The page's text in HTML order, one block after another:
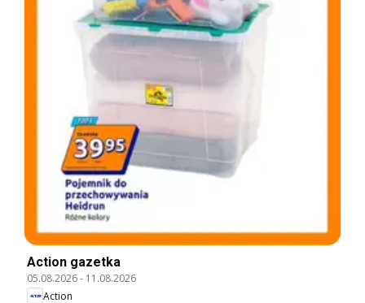
Action gazetka
05.08.2026- 11.08.2026
Action